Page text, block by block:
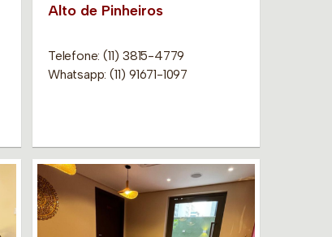
Alto de Pinheiros
Telefone: (11) 3815-4779
Whatsapp: (11) 91671-1097